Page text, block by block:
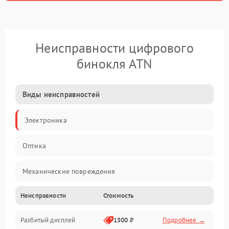
Неисправности цифрового
бинокля ATN
Виды неисправностей
Электроника
Оптика
Механические повреждения
Видео
Механика
Неисправности Стоимость
Разбитый дисплей 1500 ₽ Подробнее →